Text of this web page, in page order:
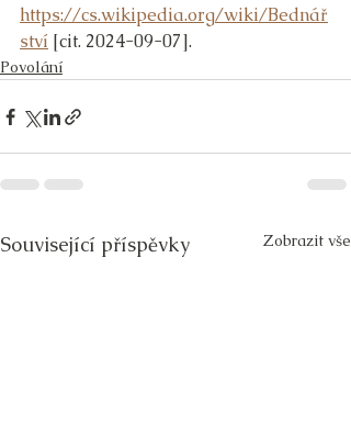
https://cs.wikipedia.org/wiki/Bednář
ství [cit. 2024-09-07].
Povolání
Související příspěvky Zobrazit vše